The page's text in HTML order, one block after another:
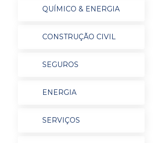
QUÍMICO & ENERGIA
CONSTRUÇÃO CIVIL
SEGUROS
ENERGIA
SERVIÇOS